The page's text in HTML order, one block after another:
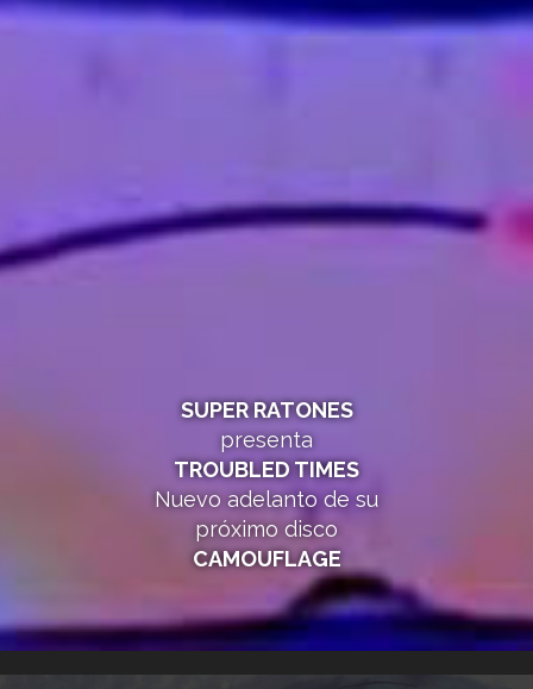
SUPER RATONES
presenta
TROUBLED TIMES
Nuevo adelanto de su
próximo disco
CAMOUFLAGE